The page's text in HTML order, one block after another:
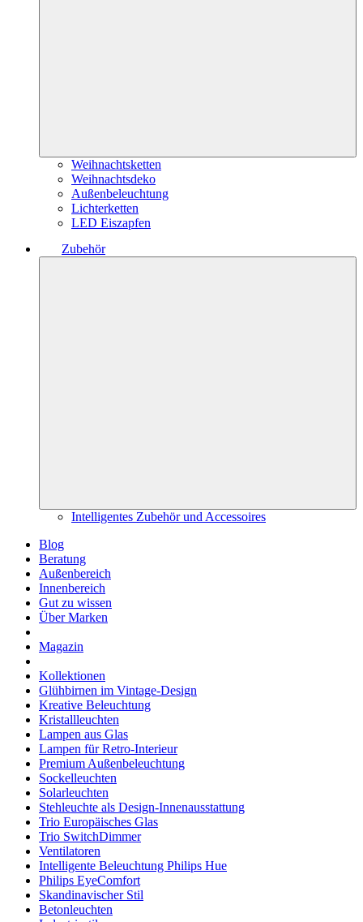
Weihnachtsketten
Weihnachtsdeko
Außenbeleuchtung
Lichterketten
LED Eiszapfen
Zubehör
Intelligentes Zubehör und Accessoires
Blog
Beratung
Außenbereich
Innenbereich
Gut zu wissen
Über Marken
Magazin
Kollektionen
Glühbirnen im Vintage-Design
Kreative Beleuchtung
Kristallleuchten
Lampen aus Glas
Lampen für Retro-Interieur
Premium Außenbeleuchtung
Sockelleuchten
Solarleuchten
Stehleuchte als Design-Innenausstattung
Trio Europäisches Glas
Trio SwitchDimmer
Ventilatoren
Intelligente Beleuchtung Philips Hue
Philips EyeComfort
Skandinavischer Stil
Betonleuchten